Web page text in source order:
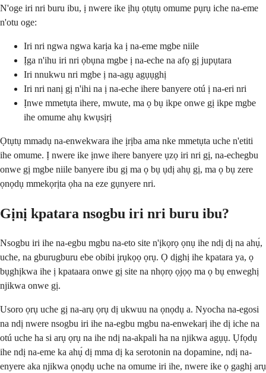
N'oge iri nri buru ibu, ị nwere ike ịhụ ọtụtụ omume pụrụ iche na-eme
n'otu oge:
Iri nri ngwa ngwa karịa ka ị na-eme mgbe niile
Ịga n'ihu iri nri ọbụna mgbe ị na-eche na afọ gị jupụtara
Iri nnukwu nri mgbe ị na-agụ agụụghị
Iri nri nanị gị n'ihi na ị na-eche ihere banyere otú ị na-eri nri
Ịnwe mmetụta ihere, mwute, ma ọ bụ ikpe onwe gị ikpe mgbe
ihe omume ahụ kwụsịrị
Ọtụtụ mmadụ na-enwekwara ihe ịrịba ama nke mmetụta uche n'etiti
ihe omume. Ị nwere ike ịnwe ihere banyere ụzọ iri nri gị, na-echegbu
onwe gị mgbe niile banyere ibu gị ma ọ bụ ụdị ahụ gị, ma ọ bụ zere
ọnọdụ mmekọrịta ọha na eze gụnyere nri.
Gịnị kpatara nsogbu iri nri buru ibu?
Nsogbu iri ihe na-egbu mgbu na-eto site n'ịkọrọ ọnụ ihe ndị dị na ahụ́,
uche, na gburugburu ebe obibi ịrụkọọ ọrụ. Ọ dịghị ihe kpatara ya, ọ
bụghịkwa ihe ị kpataara onwe gị site na nhọrọ ọjọọ ma ọ bụ enweghị
njikwa onwe gị.
Usoro ọrụ uche gị na-arụ ọrụ dị ukwuu na ọnọdụ a. Nyocha na-egosi
na ndị nwere nsogbu iri ihe na-egbu mgbu na-enwekarị ihe dị iche na
otú uche ha si arụ ọrụ na ihe ndị na-akpali ha na njikwa agụụ. Ụfọdụ
ihe ndị na-eme ka ahụ́ dị mma dị ka serotonin na dopamine, ndị na-
enyere aka njikwa ọnọdụ uche na omume iri ihe, nwere ike ọ gaghị arụ